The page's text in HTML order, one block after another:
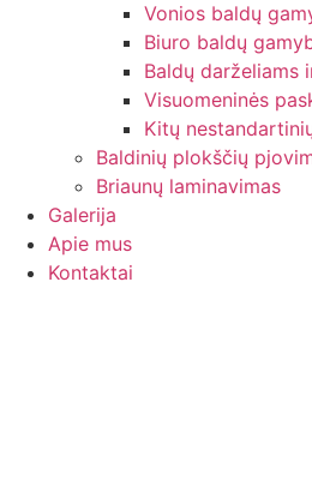
Vonios baldų
Biuro baldų
Baldų darželiams
Visuomeninės
Kitų
Baldinių plokščių
Briaunų laminavimas
Galerija
Apie mus
Kontaktai